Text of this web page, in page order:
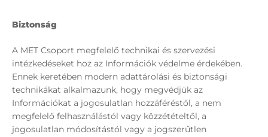
Biztonság
A MET Csoport megfelelő technikai és szervezési
intézkedéseket hoz az Információk védelme érdekében.
Ennek keretében modern adattárolási és biztonsági
technikákat alkalmazunk, hogy megvédjük az
Információkat a jogosulatlan hozzáféréstől, a nem
megfelelő felhasználástól vagy közzétételtől, a
jogosulatlan módosítástól vagy a jogszerűtlen